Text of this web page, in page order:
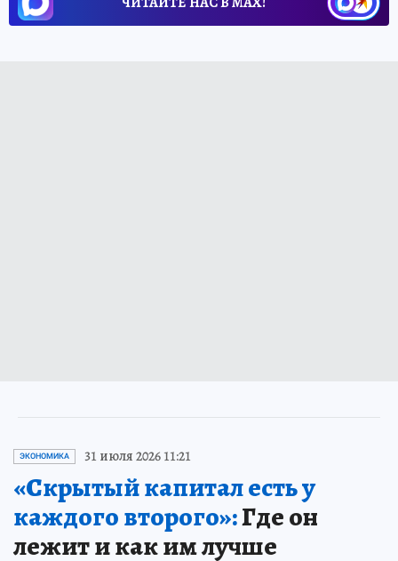
ЭКОНОМИКА 31 июля 2026 11:21
«Скрытый капитал есть у
каждого второго»:Где он
лежит и как им лучше